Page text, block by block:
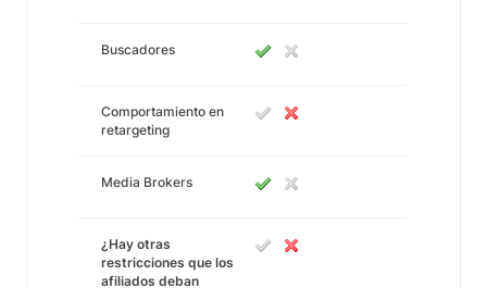
Buscadores
Comportamiento en
retargeting
Media Brokers
¿Hay otras
restricciones que los
afiliados deban